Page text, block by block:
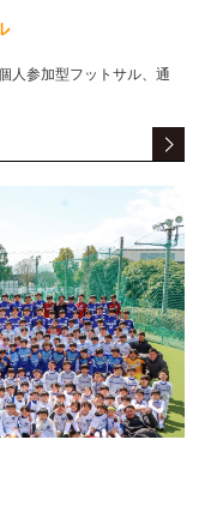
人参加型フットサル、通